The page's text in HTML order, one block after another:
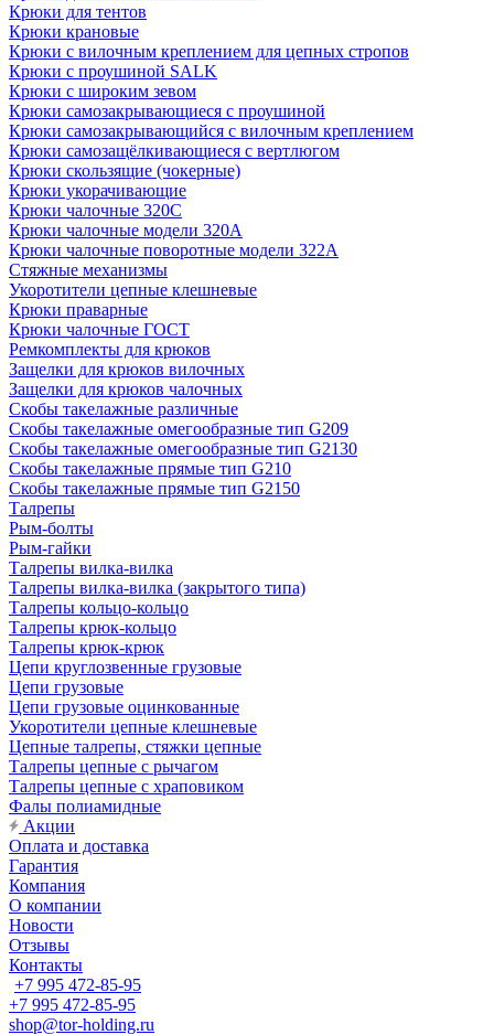
Крюки для тентов
Крюки крановые
Крюки с вилочным креплением для цепных стропов
Крюки с проушиной SALK
Крюки с широким зевом
Крюки самозакрывающиеся с проушиной
Крюки самозакрывающийся с вилочным креплением
Крюки самозащёлкивающиеся с вертлюгом
Крюки скользящие (чокерные)
Крюки укорачивающие
Крюки чалочные 320C
Крюки чалочные модели 320А
Крюки чалочные поворотные модели 322А
Стяжные механизмы
Укоротители цепные клешневые
Крюки праварные
Крюки чалочные ГОСТ
Ремкомплекты для крюков
Защелки для крюков вилочных
Защелки для крюков чалочных
Скобы такелажные различные
Скобы такелажные омегообразные тип G209
Скобы такелажные омегообразные тип G2130
Скобы такелажные прямые тип G210
Скобы такелажные прямые тип G2150
Талрепы
Рым-болты
Рым-гайки
Талрепы вилка-вилка
Талрепы вилка-вилка (закрытого типа)
Талрепы кольцо-кольцо
Талрепы крюк-кольцо
Талрепы крюк-крюк
Цепи круглозвенные грузовые
Цепи грузовые
Цепи грузовые оцинкованные
Укоротители цепные клешневые
Цепные талрепы, стяжки цепные
Талрепы цепные с рычагом
Талрепы цепные с храповиком
Фалы полиамидные
Акции
Оплата и доставка
Гарантия
Компания
О компании
Новости
Отзывы
Контакты
+7 995 472-85-95
+7 995 472-85-95
shop@tor-holding.ru